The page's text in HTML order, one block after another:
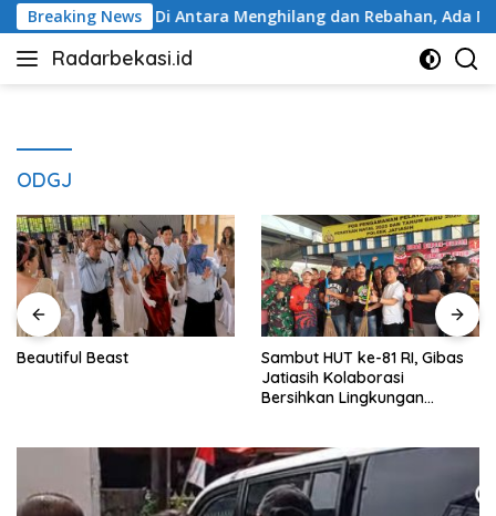
Langsung
ke
konten
Breaking NewsDi Antara Menghilang dan Rebahan, Ada
Radarbekasi.id
Berita
ODGJ
Beautiful Beast
Sambut HUT ke-81 RI, Gibas
Jatiasih Kolaborasi
Bersihkan Lingkungan